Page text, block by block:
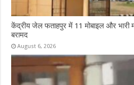
केंद्रीय जेल फताहपुर में 11 मोबाइल और भारी
बरामद
August 6, 2026